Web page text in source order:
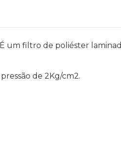
um filtro de poliéster
de 2Kg/cm2.